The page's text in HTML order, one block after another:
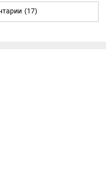
(17)